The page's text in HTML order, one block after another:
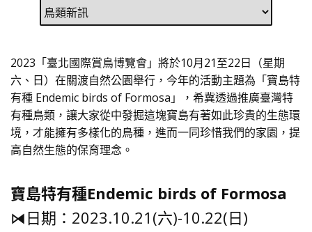
2023「臺北國際賞鳥博覽會」將於10月21至22日（星期
六、日）在關渡自然公園舉行，今年的活動主題為「寶島特
有種 Endemic birds of Formosa」，希冀透過推廣臺灣特
有種鳥類，讓大家從中發掘這塊寶島有著如此珍貴的生態環
境，才能擁有多樣化的鳥種，進而一同珍惜我們的家園，提
高自然生態的保育理念。
寶島特有種Endemic birds of Formosa
⧒日期：2023.10.21(六)-10.22(日)